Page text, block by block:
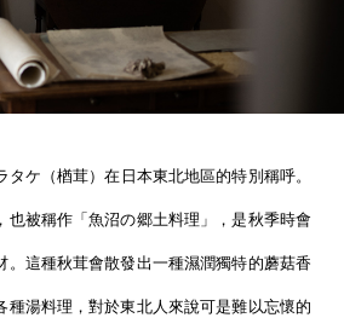
タケ（楢茸）在日本東北地區的特別稱呼。
也被稱作「魚沼の郷土料理」，是秋季時會
。這種秋茸會散發出一種濕潤獨特的蘑菇香
種湯料理，對於東北人來說可是難以忘懷的